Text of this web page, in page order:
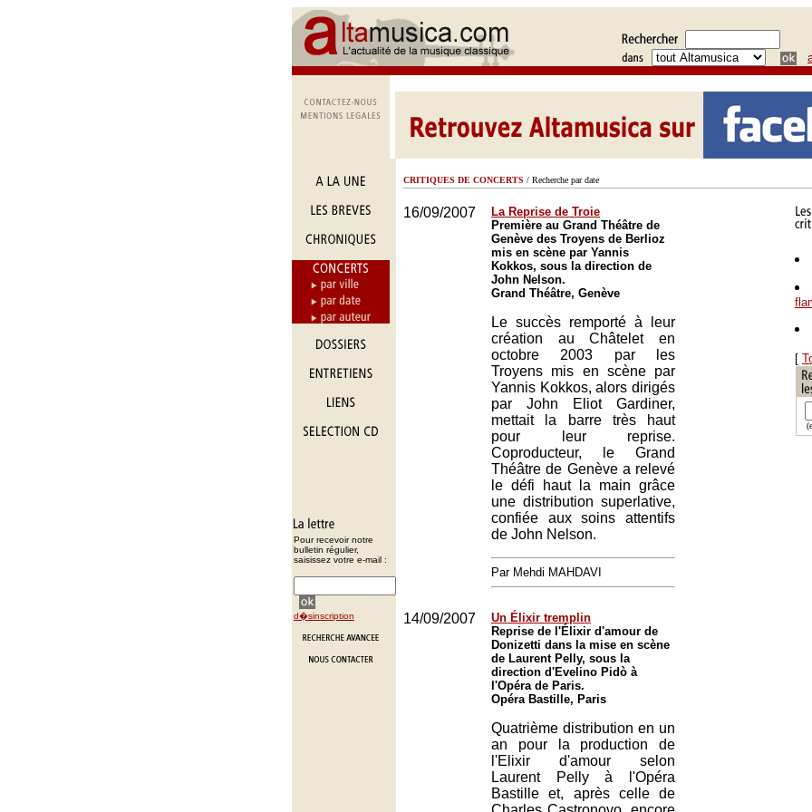
Pour recevoir notre
bulletin régulier,
saisissez votre e-mail :
d�sinscription
CRITIQUES DE CONCERTS / Recherche par date
16/09/2007
La Reprise de Troie
Première au Grand Théâtre de
Genève des Troyens de Berlioz
mis en scène par Yannis
Kokkos, sous la direction de
John Nelson.
Grand Théâtre, Genève
Le succès remporté à leur
création au Châtelet en
octobre 2003 par les
Troyens mis en scène par
Yannis Kokkos, alors dirigés
par John Eliot Gardiner,
mettait la barre très haut
pour leur reprise.
Coproducteur, le Grand
Théâtre de Genève a relevé
le défi haut la main grâce
une distribution superlative,
confiée aux soins attentifs
de John Nelson.
Par Mehdi MAHDAVI
14/09/2007
Un Élixir tremplin
Reprise de l'Élixir d'amour de
Donizetti dans la mise en scène
de Laurent Pelly, sous la
direction d'Evelino Pidò à
l'Opéra de Paris.
Opéra Bastille, Paris
Quatrième distribution en un
an pour la production de
l'Elixir d'amour selon
Laurent Pelly à l'Opéra
Bastille et, après celle de
[